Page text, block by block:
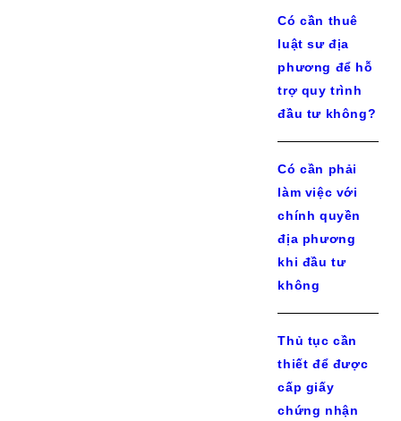
Có cần thuê
luật sư địa
phương để hỗ
trợ quy trình
đầu tư không?
Có cần phải
làm việc với
chính quyền
địa phương
khi đầu tư
không
Thủ tục cần
thiết để được
cấp giấy
chứng nhận